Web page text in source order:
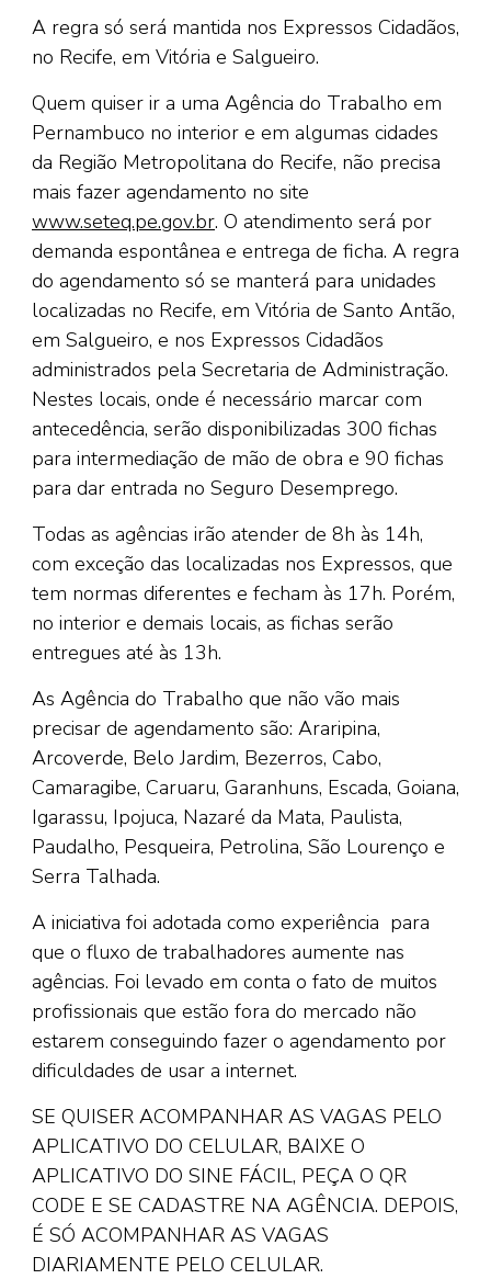
A regra só será mantida nos Expressos Cidadãos,
no Recife, em Vitória e Salgueiro.
Quem quiser ir a uma Agência do Trabalho em
Pernambuco no interior e em algumas cidades
da Região Metropolitana do Recife, não precisa
mais fazer agendamento no site
www.seteq.pe.gov.br. O atendimento será por
demanda espontânea e entrega de ficha. A regra
do agendamento só se manterá para unidades
localizadas no Recife, em Vitória de Santo Antão,
em Salgueiro, e nos Expressos Cidadãos
administrados pela Secretaria de Administração.
Nestes locais, onde é necessário marcar com
antecedência, serão disponibilizadas 300 fichas
para intermediação de mão de obra e 90 fichas
para dar entrada no Seguro Desemprego.
Todas as agências irão atender de 8h às 14h,
com exceção das localizadas nos Expressos, que
tem normas diferentes e fecham às 17h. Porém,
no interior e demais locais, as fichas serão
entregues até às 13h.
As Agência do Trabalho que não vão mais
precisar de agendamento são: Araripina,
Arcoverde, Belo Jardim, Bezerros, Cabo,
Camaragibe, Caruaru, Garanhuns, Escada, Goiana,
Igarassu, Ipojuca, Nazaré da Mata, Paulista,
Paudalho, Pesqueira, Petrolina, São Lourenço e
Serra Talhada.
A iniciativa foi adotada como experiência para
que o fluxo de trabalhadores aumente nas
agências. Foi levado em conta o fato de muitos
profissionais que estão fora do mercado não
estarem conseguindo fazer o agendamento por
dificuldades de usar a internet.
SE QUISER ACOMPANHAR AS VAGAS PELO
APLICATIVO DO CELULAR, BAIXE O
APLICATIVO DO SINE FÁCIL, PEÇA O QR
CODE E SE CADASTRE NA AGÊNCIA. DEPOIS,
É SÓ ACOMPANHAR AS VAGAS
DIARIAMENTE PELO CELULAR.